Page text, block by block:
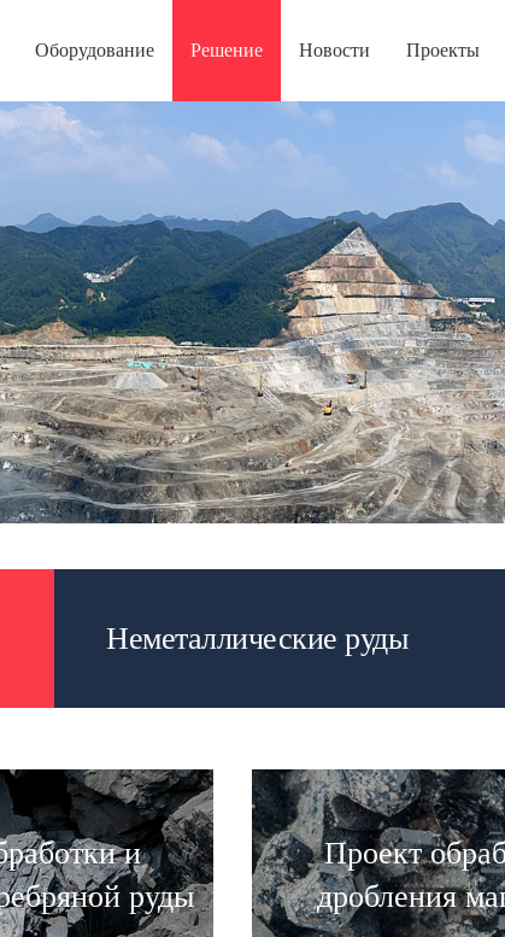
Оборудование Решение Новости Проекты
Неметаллические руды
и
руды
Проект
дробления